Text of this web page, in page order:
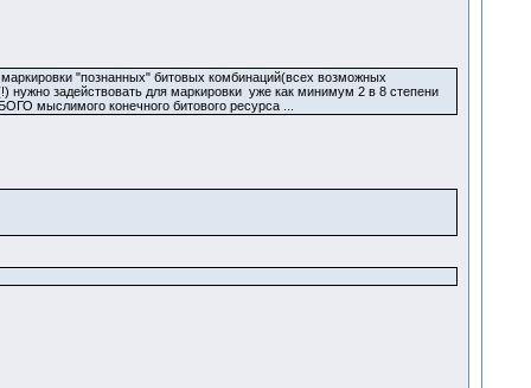
"познанных" битовых комбинаций(всех возможных
нужно задействовать для маркировки уже как минимум 2 в 8 степени
мыслимого конечного битового ресурса ...